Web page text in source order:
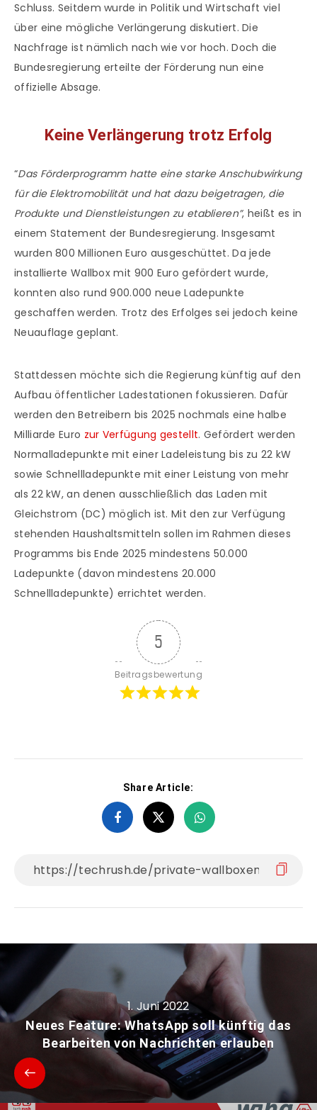
Schluss. Seitdem wurde in Politik und Wirtschaft viel
über eine mögliche Verlängerung diskutiert. Die
Nachfrage ist nämlich nach wie vor hoch. Doch die
Bundesregierung erteilte der Förderung nun eine
offizielle Absage.
Keine Verlängerung trotz Erfolg
“Das Förderprogramm hatte eine starke Anschubwirkung
für die Elektromobilität und hat dazu beigetragen, die
Produkte und Dienstleistungen zu etablieren”, heißt es in
einem Statement der Bundesregierung. Insgesamt
wurden 800 Millionen Euro ausgeschüttet. Da jede
installierte Wallbox mit 900 Euro gefördert wurde,
konnten also rund 900.000 neue Ladepunkte
geschaffen werden. Trotz des Erfolges sei jedoch keine
Neuauflage geplant.
Stattdessen möchte sich die Regierung künftig auf den
Aufbau öffentlicher Ladestationen fokussieren. Dafür
werden den Betreibern bis 2025 nochmals eine halbe
Milliarde Euro zur Verfügung gestellt. Gefördert werden
Normalladepunkte mit einer Ladeleistung bis zu 22 kW
sowie Schnellladepunkte mit einer Leistung von mehr
als 22 kW, an denen ausschließlich das Laden mit
Gleichstrom (DC) möglich ist. Mit den zur Verfügung
stehenden Haushaltsmitteln sollen im Rahmen dieses
Programms bis Ende 2025 mindestens 50.000
Ladepunkte (davon mindestens 20.000
Schnellladepunkte) errichtet werden.
5
Beitragsbewertung
Share Article:
1. Juni 2022
Neues Feature: WhatsApp soll künftig das
Bearbeiten von Nachrichten erlauben